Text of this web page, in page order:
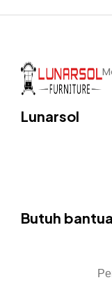
Lunarsol
Butuh